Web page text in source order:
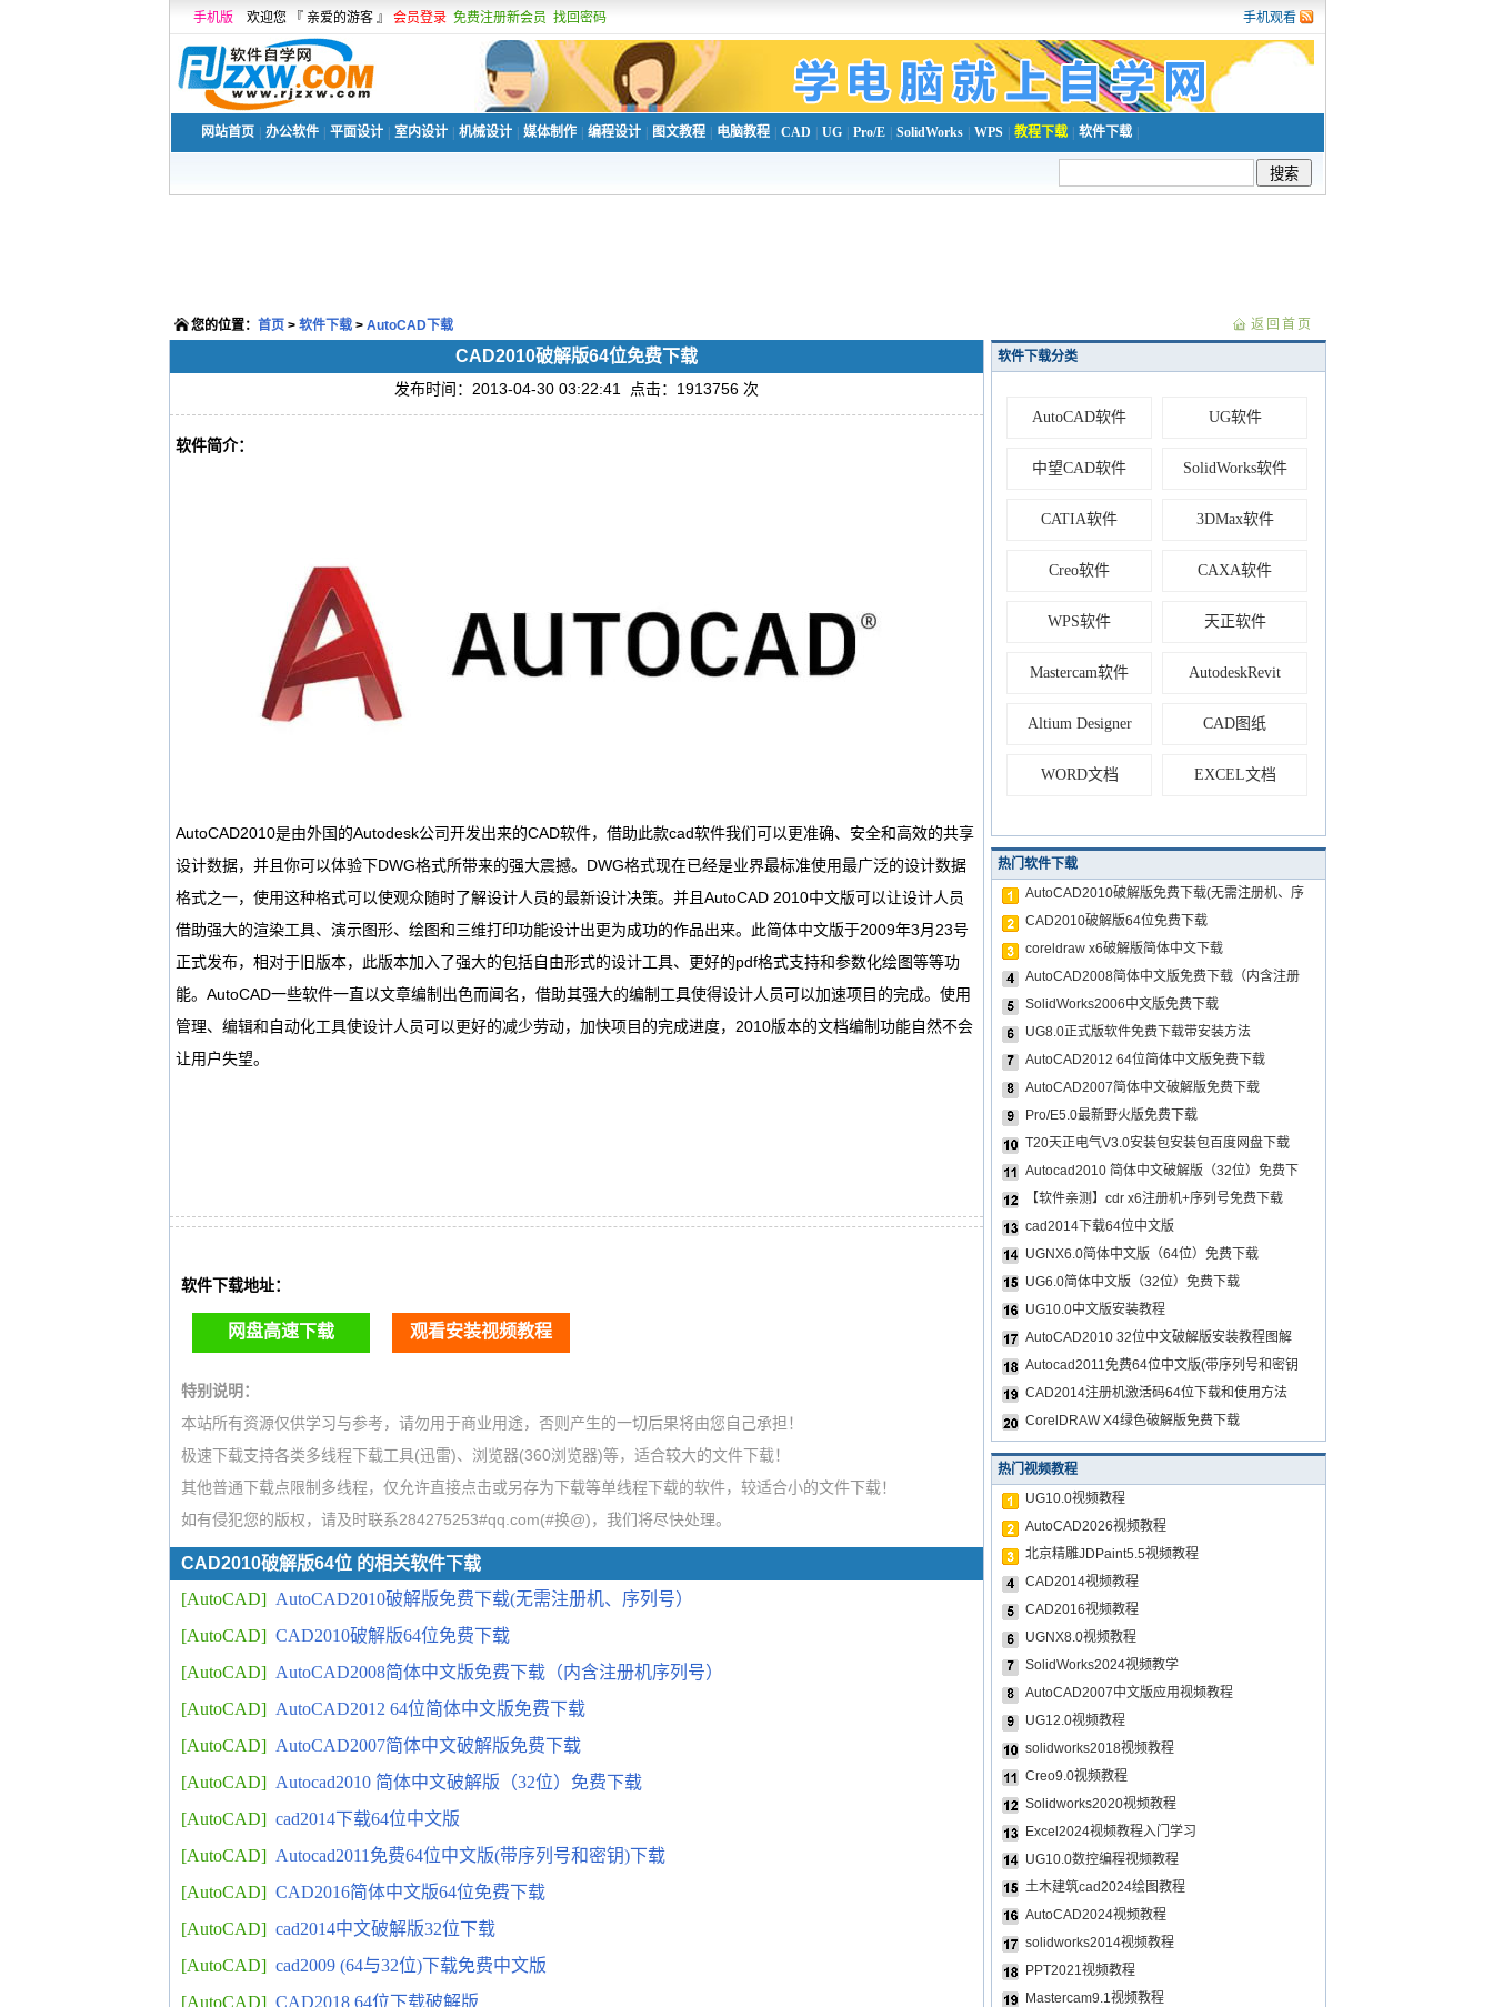
手机观看
手机版 欢迎您 『 亲爱的游客 』 会员登录 免费注册新会员 找回密码
网站首页 办公软件 平面设计 室内设计 机械设计 媒体制作 编程设计 图文教程 电脑教程 CAD UG Pro/E SolidWorks WPS 教程下载 软件下载
您的位置： 首页 > 软件下载 > AutoCAD下载 返回首页
CAD2010破解版64位免费下载
发布时间：2013-04-30 03:22:41 点击：1913756 次
软件简介：
AutoCAD2010是由外国的Autodesk公司开发出来的CAD软件，借助此款cad软件我们可以更准确、安全和高效的共享
设计数据，并且你可以体验下DWG格式所带来的强大震撼。DWG格式现在已经是业界最标准使用最广泛的设计数据
格式之一，使用这种格式可以使观众随时了解设计人员的最新设计决策。并且AutoCAD 2010中文版可以让设计人员
借助强大的渲染工具、演示图形、绘图和三维打印功能设计出更为成功的作品出来。此简体中文版于2009年3月23号
正式发布，相对于旧版本，此版本加入了强大的包括自由形式的设计工具、更好的pdf格式支持和参数化绘图等等功
能。AutoCAD一些软件一直以文章编制出色而闻名，借助其强大的编制工具使得设计人员可以加速项目的完成。使用
管理、编辑和自动化工具使设计人员可以更好的减少劳动，加快项目的完成进度，2010版本的文档编制功能自然不会
让用户失望。
软件下载地址：
网盘高速下载 观看安装视频教程
特别说明：
本站所有资源仅供学习与参考，请勿用于商业用途，否则产生的一切后果将由您自己承担！
极速下载支持各类多线程下载工具(迅雷)、浏览器(360浏览器)等，适合较大的文件下载！
其他普通下载点限制多线程，仅允许直接点击或另存为下载等单线程下载的软件，较适合小的文件下载！
如有侵犯您的版权，请及时联系284275253#qq.com(#换@)，我们将尽快处理。
CAD2010破解版64位 的相关软件下载
[AutoCAD] AutoCAD2010破解版免费下载(无需注册机、序列号）
[AutoCAD] CAD2010破解版64位免费下载
[AutoCAD] AutoCAD2008简体中文版免费下载（内含注册机序列号）
[AutoCAD] AutoCAD2012 64位简体中文版免费下载
[AutoCAD] AutoCAD2007简体中文破解版免费下载
[AutoCAD] Autocad2010 简体中文破解版（32位）免费下载
[AutoCAD] cad2014下载64位中文版
[AutoCAD] Autocad2011免费64位中文版(带序列号和密钥)下载
[AutoCAD] CAD2016简体中文版64位免费下载
[AutoCAD] cad2014中文破解版32位下载
[AutoCAD] cad2009 (64与32位)下载免费中文版
[AutoCAD] CAD2018 64位下载破解版
软件下载分类
AutoCAD软件 UG软件
中望CAD软件 SolidWorks软件
CATIA软件 3DMax软件
Creo软件 CAXA软件
WPS软件 天正软件
Mastercam软件 AutodeskRevit
Altium Designer CAD图纸
WORD文档 EXCEL文档
热门软件下载
AutoCAD2010破解版免费下载(无需注册机、序
CAD2010破解版64位免费下载
coreldraw x6破解版简体中文下载
AutoCAD2008简体中文版免费下载（内含注册
SolidWorks2006中文版免费下载
UG8.0正式版软件免费下载带安装方法
AutoCAD2012 64位简体中文版免费下载
AutoCAD2007简体中文破解版免费下载
Pro/E5.0最新野火版免费下载
T20天正电气V3.0安装包安装包百度网盘下载
Autocad2010 简体中文破解版（32位）免费下
【软件亲测】cdr x6注册机+序列号免费下载
cad2014下载64位中文版
UGNX6.0简体中文版（64位）免费下载
UG6.0简体中文版（32位）免费下载
UG10.0中文版安装教程
AutoCAD2010 32位中文破解版安装教程图解
Autocad2011免费64位中文版(带序列号和密钥
CAD2014注册机激活码64位下载和使用方法
CorelDRAW X4绿色破解版免费下载
热门视频教程
UG10.0视频教程
AutoCAD2026视频教程
北京精雕JDPaint5.5视频教程
CAD2014视频教程
CAD2016视频教程
UGNX8.0视频教程
SolidWorks2024视频教学
AutoCAD2007中文版应用视频教程
UG12.0视频教程
solidworks2018视频教程
Creo9.0视频教程
Solidworks2020视频教程
Excel2024视频教程入门学习
UG10.0数控编程视频教程
土木建筑cad2024绘图教程
AutoCAD2024视频教程
solidworks2014视频教程
PPT2021视频教程
Mastercam9.1视频教程